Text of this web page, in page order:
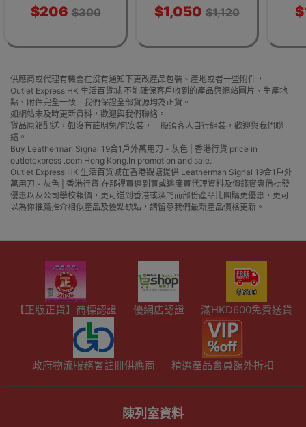
食水淨化 | 求生信號
$206 $300 $1,050 $1,120
供應商或代理有機會在沒有通知下更改產品包裝、產地或者一些附件，
Outlet Express HK 生活百貨城 不能確保客戶收到的產品與網站圖片、生產地
點、附件完全一致。我們保證全部貨源均為正貨。
如網站未及時更新資料，歡迎與我們聯絡。
貨品原箱配送，如沒有註明免/包安裝，一般須客人自行組裝，歡迎與我們聯
絡。
Buy Leatherman Signal 19合1戶外萬用刀 - 灰色 | 香港行貨 price in
outletexpress .com Hong Kong.In promotion and sale.
Outlet Express HK 生活百貨城在香港觀塘提供 Leatherman Signal 19合1戶外
萬用刀 - 灰色 | 香港行貨 在那裡買邊到買或邊度買代理資料及價錢實惠借批發
優惠以及公司學校報價，更可送到香港或澳門而部份產品比團購更優惠，更可
以為你推薦推介相似產品及優點缺點，請留意我們最新產品價格更新。
【正版正貨】商標認證 優網店認證 滿HKD600免費送貨
政府物流服務署註冊供應商 精選產品會員額外折扣
陳列室資料